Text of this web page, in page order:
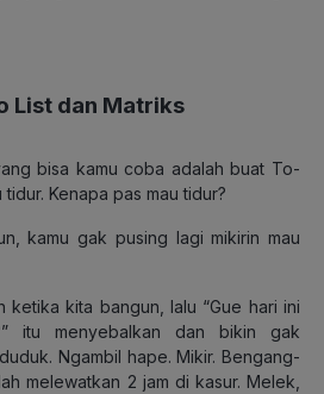
List dan Matriks
bisa kamu coba adalah buat To-
Kenapa pas mau tidur?
kamu gak pusing lagi mikirin mau
ketika kita bangun, lalu “Gue hari ini
itu menyebalkan dan bikin gak
Ngambil hape. Mikir. Bengang-
melewatkan 2 jam di kasur. Melek,